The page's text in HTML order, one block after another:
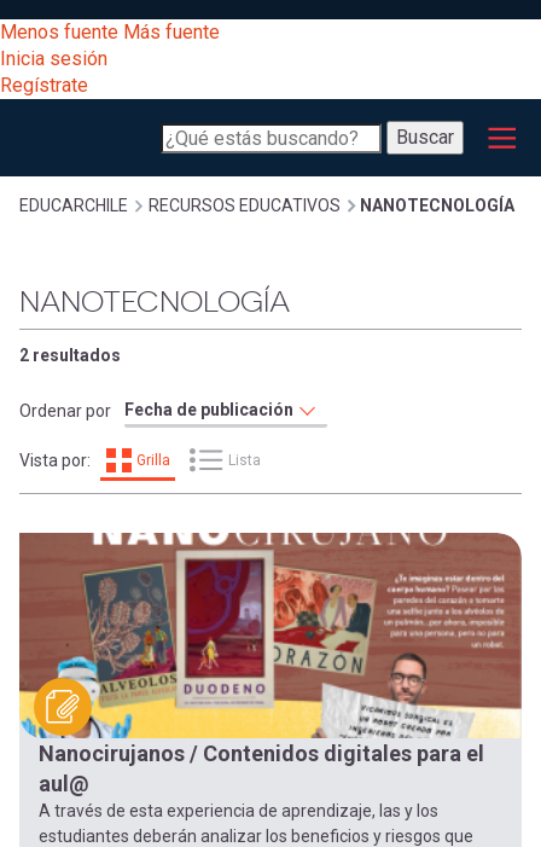
al
contenido
principal
[Educarchile
Escritorio]
Menú
entrar
a
mi
cuenta
Menos fuente Más fuente
Inicia sesión
Regístrate
Buscar
Buscar
Menú
principal
Desarrollo
Expand
Gestión
Comunidad
Expand
Expand
[Educarchile
Mobile]
Menú
entrar
Inicia
sesión
Sobrescribir
enlaces
de
ayuda
a
navegación
EDUCARCHILE RECURSOS EDUCATIVOS NANOTECNOLOGÍA
NANOTECNOLOGÍA
2 resultados
Ordenar por
Vista por: Grilla Lista
Nanocirujanos / Contenidos digitales para el
aul@
A través de esta experiencia de aprendizaje, las y los
estudiantes deberán analizar los beneficios y riesgos que